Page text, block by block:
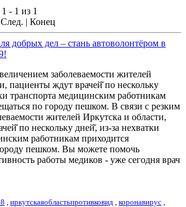
- 1 из 1
След. | Конец
добрых дел – стань автоволонтёром в
заболеваемости жителей
пациенты ждут врачей̆ по нескольку
транспорта медицинским работникам
по городу пешком. В связи с резким
жителей Иркутска и области,
по нескольку дней̆, из-за нехватки
работникам приходится
пешком. Вы можете помочь
работы медиков - уже сегодня врач
иркутскаяобластьпротивковид коронавирус